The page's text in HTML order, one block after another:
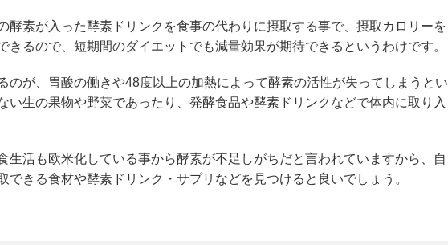
酵素が入った酵素ドリンクを食事の代わりに摂取する事で、摂取カロリーを
きるので、短期間のダイエットでも減量効果が期待できるというわけです。
のが、胃酸の働きや48度以上の加熱によって酵素の活性が失ってしまうとい
い生の果物や野菜であったり、発酵食品や酵素ドリンクなどで体内に取り入
生活も欧米化している事から酵素が不足しがちだと言われていますから、自
できる食材や酵素ドリンク・サプリなどを見つけると良いでしょう。